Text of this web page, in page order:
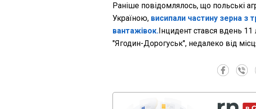
Раніше повідомлялось, що польські
Україною, висипали частину зерна з
вантажівок.Інцидент стався вдень 11
"Ягодин-Дорогуськ", недалеко від